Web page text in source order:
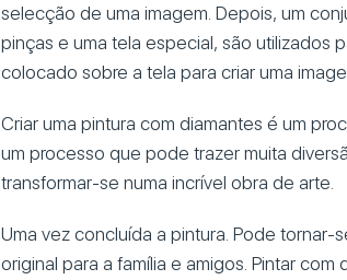
selecção de uma imagem. Depois, um
pinças e uma tela especial, são utilizados
colocado sobre a tela para criar uma
Criar uma pintura com diamantes é um
um processo que pode trazer muita
transformar-se numa incrível obra de arte.
Uma vez concluída a pintura. Pode
original para a família e amigos. Pintar